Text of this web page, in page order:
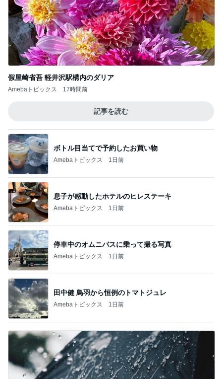
假屋崎省吾 軽井沢駅構内のダリア
Amebaトピックス 17時間前
記事を読む
ボトル目当てで予約したお買い物
Amebaトピックス 1日前
息子が感動したホテルのヒレステーキ
Amebaトピックス 1日前
停車中のオムニバスに乗って撮る写真
Amebaトピックス 1日前
田中健 鳥羽から恒例のトマトジュレ
Amebaトピックス 1日前